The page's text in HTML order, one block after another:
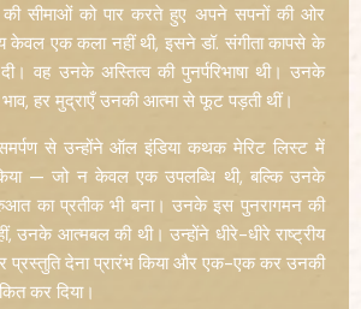
की सीमाओं को पार करते हुए अपने सपनों की ओर
केवल एक कला नहीं थी, इसने डॉ. संगीता कापसे के
वह उनके अस्तित्व की पुनर्परिभाषा थी। उनके
हर मुद्राएँ उनकी आत्मा से फूट पड़ती थीं।
से उन्होंने ऑल इंडिया कथक मेरिट लिस्ट में
— जो न केवल एक उपलब्धि थी, बल्कि उनके
का प्रतीक भी बना। उनके इस पुनरागमन की
उनके आत्मबल की थी। उन्होंने धीरे-धीरे राष्ट्रीय
प्रस्तुति देना प्रारंभ किया और एक-एक कर उनकी
कर दिया।